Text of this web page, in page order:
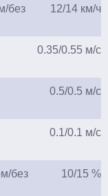
без
12/14 км/ч
0.35/0.55 м/с
0.5/0.5 м/с
0.1/0.1 м/с
без
10/15 %